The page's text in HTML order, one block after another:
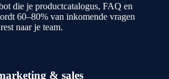
die je productcatalogus, FAQ en
60–80% van inkomende vragen
naar je team.
& sales